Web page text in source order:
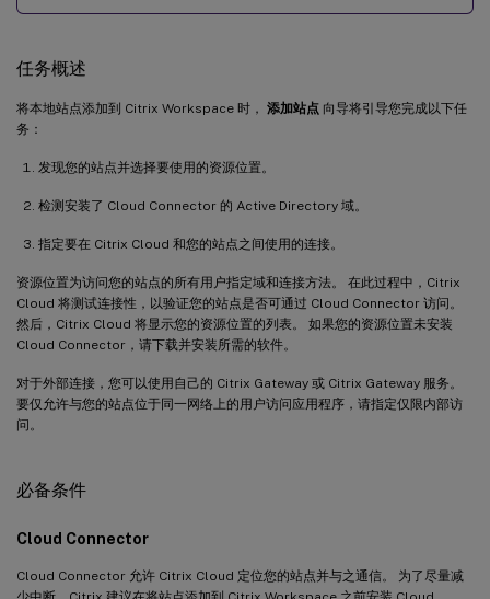
任务概述
将本地站点添加到 Citrix Workspace 时， 添加站点 向导将引导您完成以下任
务：
发现您的站点并选择要使用的资源位置。
检测安装了 Cloud Connector 的 Active Directory 域。
指定要在 Citrix Cloud 和您的站点之间使用的连接。
资源位置为访问您的站点的所有用户指定域和连接方法。 在此过程中，Citrix
Cloud 将测试连接性，以验证您的站点是否可通过 Cloud Connector 访问。
然后，Citrix Cloud 将显示您的资源位置的列表。 如果您的资源位置未安装
Cloud Connector，请下载并安装所需的软件。
对于外部连接，您可以使用自己的 Citrix Gateway 或 Citrix Gateway 服务。
要仅允许与您的站点位于同一网络上的用户访问应用程序，请指定仅限内部访
问。
必备条件
Cloud Connector
Cloud Connector 允许 Citrix Cloud 定位您的站点并与之通信。 为了尽量减